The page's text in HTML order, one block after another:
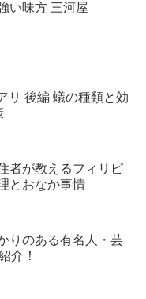
い味方 三河屋
リ 後編 蟻の種類と効
者が教えるフィリピ
とおなか事情
りのある有名人・芸
介！